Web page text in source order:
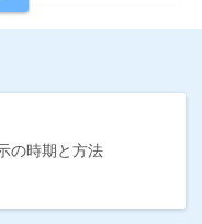
万円〜
の時期と方法